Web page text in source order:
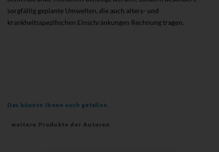
sorgfältig geplante Umwelten, die auch alters- und
krankheitsspezifischen Einschränkungen Rechnung tragen.
Das könnte Ihnen auch gefallen
weitere Produkte der Autoren